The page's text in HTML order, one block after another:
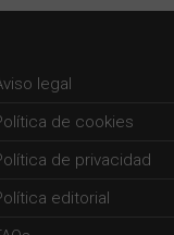
legal
de cookies
de privacidad
editorial